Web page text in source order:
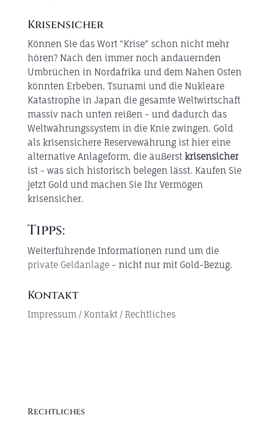
Krisensicher
Können Sie das Wort "Krise" schon nicht mehr
hören? Nach den immer noch andauernden
Umbrüchen in Nordafrika und dem Nahen Osten
könnten Erbeben, Tsunami und die Nukleare
Katastrophe in Japan die gesamte Weltwirtschaft
massiv nach unten reißen - und dadurch das
Weltwährungssystem in die Knie zwingen. Gold
als krisensichere Reservewährung ist hier eine
alternative Anlageform, die äußerst krisensicher
ist - was sich historisch belegen lässt. Kaufen Sie
jetzt Gold und machen Sie Ihr Vermögen
krisensicher.
Tipps:
Weiterführende Informationen rund um die
private Geldanlage- nicht nur mit Gold-Bezug.
Kontakt
Impressum / Kontakt / Rechtliches
Rechtliches